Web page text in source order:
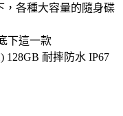
，各種大容量的隨身碟
下這一款
128GB 耐摔防水 IP67